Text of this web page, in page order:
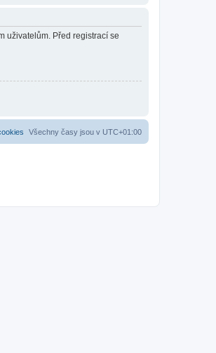
uživatelům. Před registrací se
Všechny časy jsou v UTC+01:00